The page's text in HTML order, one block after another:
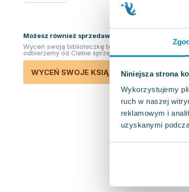
Niniejsza strona
Wykorzystujemy
ruch w naszej
reklamowym i
uzyskanymi
Możesz również sprzedawać ksiązki!
Wyceń swoją biblioteczkę teraz. Odkupimy i
odbierzemy od Ciebie sprzedane książki.
WYCEŃ SWOJE KSIĄŻKI